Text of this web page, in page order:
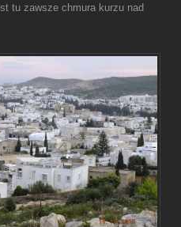
tu zawsze chmura kurzu nad